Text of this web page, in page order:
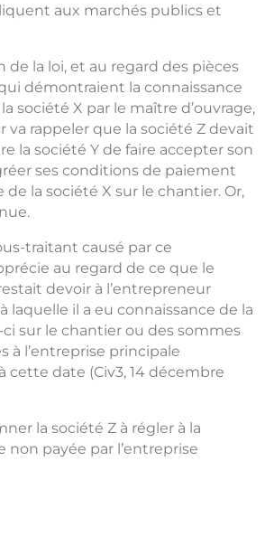
aux marchés publics et
de la loi, et au regard des pièces
démontraient la connaissance
société X par le maître d’ouvrage,
va rappeler que la société Z devait
la société Y de faire accepter son
ses conditions de paiement
de la société X sur le chantier. Or,
traitant causé par ce
au regard de ce que le
devoir à l’entrepreneur
laquelle il a eu connaissance de la
sur le chantier ou des sommes
à l’entreprise principale
cette date (Civ3, 14 décembre
la société Z à régler à la
non payée par l’entreprise